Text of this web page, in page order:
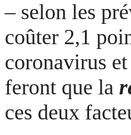
– selon les
coûter 2,1
coronavirus
feront que la
ces deux